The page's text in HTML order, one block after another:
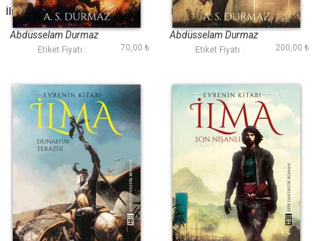
İlma II - Lanetli Duvar
Abdüsselam Durmaz
Etiket Fiyatı : 70,00 ₺
İlma IV - Son Savaş
Abdüsselam Durmaz
Etiket Fiyatı : 200,00 ₺